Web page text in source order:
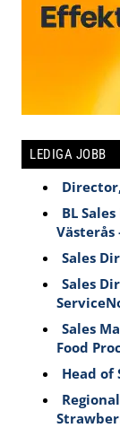
LEDIGA JOBB
BL
Västerås
Sales
Sales
Sales
Food
Head of